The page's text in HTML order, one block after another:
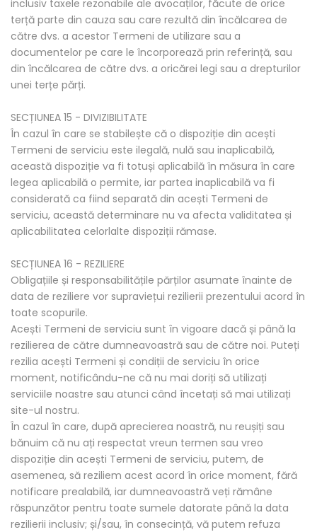
inclusiv taxele rezonabile ale avocaților, făcute de orice
terță parte din cauza sau care rezultă din încălcarea de
către dvs. a acestor Termeni de utilizare sau a
documentelor pe care le încorporează prin referință, sau
din încălcarea de către dvs. a oricărei legi sau a drepturilor
unei terțe părți.
SECȚIUNEA 15 - DIVIZIBILITATE
În cazul în care se stabilește că o dispoziție din acești
Termeni de serviciu este ilegală, nulă sau inaplicabilă,
această dispoziție va fi totuși aplicabilă în măsura în care
legea aplicabilă o permite, iar partea inaplicabilă va fi
considerată ca fiind separată din acești Termeni de
serviciu, această determinare nu va afecta validitatea și
aplicabilitatea celorlalte dispoziții rămase.
SECȚIUNEA 16 - REZILIERE
Obligațiile și responsabilitățile părților asumate înainte de
data de reziliere vor supraviețui rezilierii prezentului acord în
toate scopurile.
Acești Termeni de serviciu sunt în vigoare dacă și până la
rezilierea de către dumneavoastră sau de către noi. Puteți
rezilia acești Termeni și condiții de serviciu în orice
moment, notificându-ne că nu mai doriți să utilizați
serviciile noastre sau atunci când încetați să mai utilizați
site-ul nostru.
În cazul în care, după aprecierea noastră, nu reușiți sau
bănuim că nu ați respectat vreun termen sau vreo
dispoziție din acești Termeni de serviciu, putem, de
asemenea, să reziliem acest acord în orice moment, fără
notificare prealabilă, iar dumneavoastră veți rămâne
răspunzător pentru toate sumele datorate până la data
rezilierii inclusiv; și/sau, în consecință, vă putem refuza